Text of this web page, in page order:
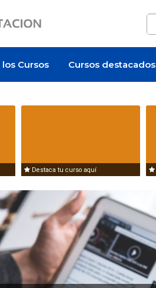
Cursos Cursos destacados
Destaca tu curso aquí